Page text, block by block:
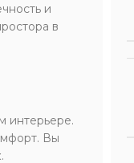
и
в
интерьере.
Вы